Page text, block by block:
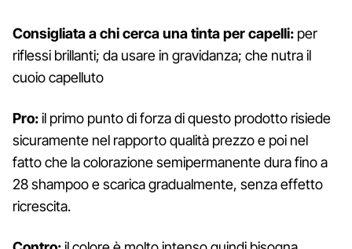
Consigliata a chi cerca una tinta per capelli: per
riflessi brillanti; da usare in gravidanza; che nutra il
cuoio capelluto
Pro:il primo punto di forza di questo prodotto risiede
sicuramente nel rapporto qualità prezzo e poi nel
fatto che la colorazione semipermanente dura fino a
28 shampoo e scarica gradualmente, senza effetto
ricrescita.